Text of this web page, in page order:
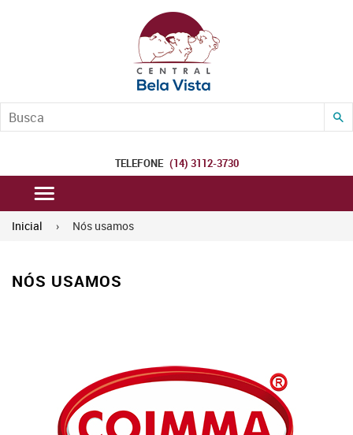
TELEFONE (14) 3112-3730
Inicial › Nós usamos
NÓS USAMOS